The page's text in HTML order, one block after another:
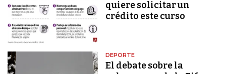
quiere solicitar un
crédito este curso
DEPORTE
El debate sobre la